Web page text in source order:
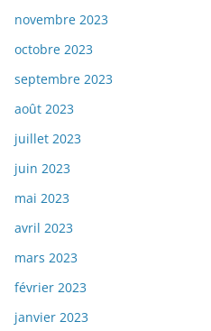
novembre 2023
octobre 2023
septembre 2023
août 2023
juillet 2023
juin 2023
mai 2023
avril 2023
mars 2023
février 2023
janvier 2023